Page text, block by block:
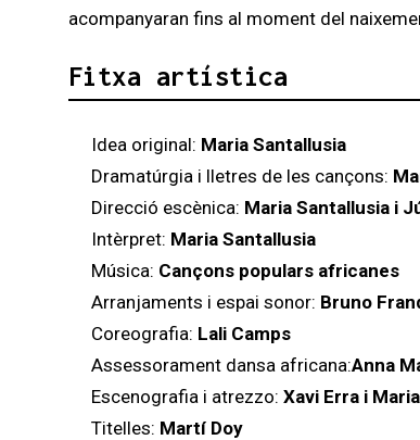
acompanyaran fins al moment del
Fitxa artística
Idea original: Maria Santallusia
Dramatúrgia i lletres de les cançons:
Direcció escènica: Maria Santallusia i
Intèrpret: Maria Santallusia
Música: Cançons populars africanes
Arranjaments i espai sonor: Bruno
Coreografia: Lali Camps
Assessorament dansa africana:Anna
Escenografia i atrezzo:Xavi Erra i
Titelles: Martí Doy